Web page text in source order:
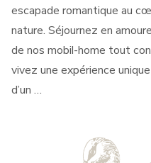
escapade romantique au
nature. Séjournez en
de nos mobil-home tout
vivez une expérience
d’un …